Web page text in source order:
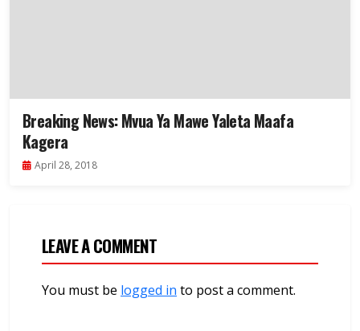
Breaking News: Mvua Ya Mawe Yaleta Maafa
Kagera
April 28, 2018
LEAVE A COMMENT
You must be logged in to post a comment.